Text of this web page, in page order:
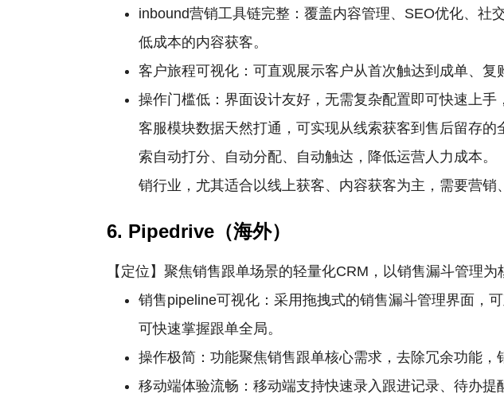
inbound营销工具链完整：覆盖内容管理、SEO优化、社
低成本的内容获客。
客户旅程可视化：可直观展示客户从首次触达到成单、复
操作门槛低：界面设计友好，无需复杂配置即可快速上
客服模块数据天然打通，可实现从线索获客到售后留存
索自动打分、自动分配、自动触达，降低运营人力成本
销行业，尤其适合以线上获客、内容获客为主，需要营
6. Pipedrive（海外）
【定位】聚焦销售跟单场景的轻量化CRM，以销售漏斗管理
销售pipeline可视化：采用拖拽式的销售漏斗管理界面，
可快速掌握跟单全局。
操作极简：功能聚焦销售跟单核心需求，去除冗余功能，
移动端体验流畅：移动端支持快速录入跟进记录、待办